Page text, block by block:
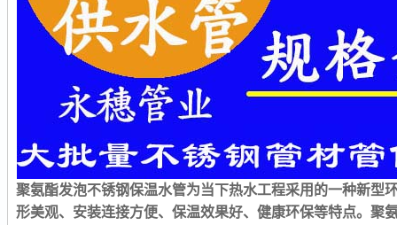
聚氨酯发泡不锈钢保温水管为当下热水工程采用的一种新型
形美观、安装连接方便、保温效果好、健康环保等特点。聚